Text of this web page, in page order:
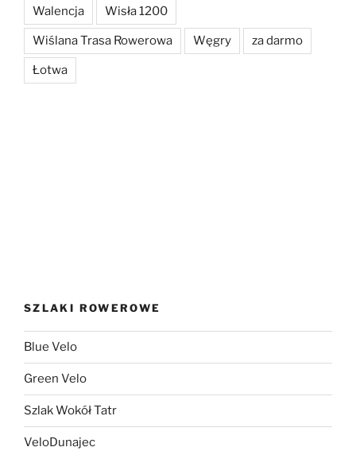
Walencja Wisła 1200
Wiślana Trasa Rowerowa Węgry za darmo
Łotwa
SZLAKI ROWEROWE
Blue Velo
Green Velo
Szlak Wokół Tatr
VeloDunajec